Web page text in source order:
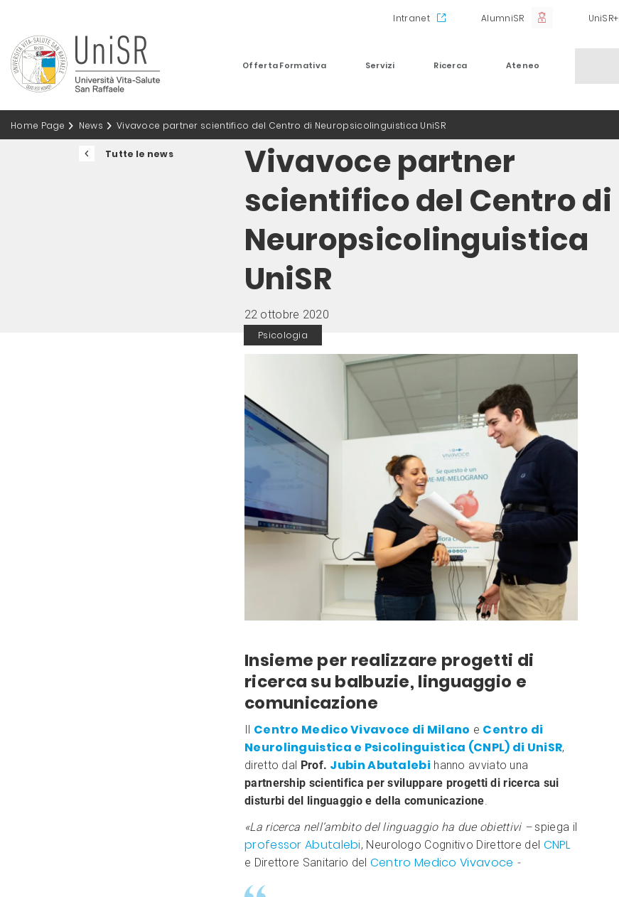
Intranet AlumniSR UniSR+
Offerta Formativa Servizi Ricerca Ateneo
Home Page News Vivavoce partner scientifico del Centro di Neuropsicolinguistica UniSR
Tutte le news
Vivavoce partner
scientifico del Centro di
Neuropsicolinguistica
UniSR
22 ottobre 2020
Psicologia
Insieme per realizzare progetti di
ricerca su balbuzie, linguaggio e
comunicazione
Centro Medico Vivavoce di Milano e Centro di
Neurolinguistica e Psicolinguistica (CNPL) di UniSR,
diretto dal Prof. Jubin Abutalebi hanno avviato una
partnership scientifica per sviluppare progetti di ricerca sui
disturbi del linguaggio e della comunicazione.
«La ricerca nell’ambito del linguaggio ha due obiettivi –spiega il
professor Abutalebi, Neurologo Cognitivo Direttore del CNPL
e Direttore Sanitario del Centro Medico Vivavoce -